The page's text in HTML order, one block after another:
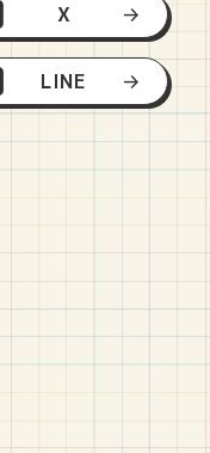
X
LINE